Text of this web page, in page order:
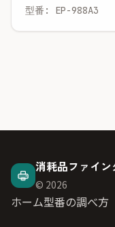
型番: EP-988A3
消耗品ファイン
© 2026
ホーム型番の調べ方